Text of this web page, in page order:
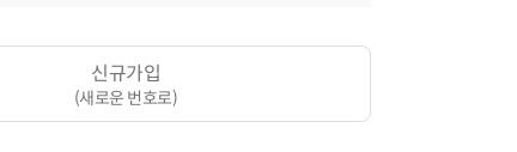
신규가입
(새로운 번호로)